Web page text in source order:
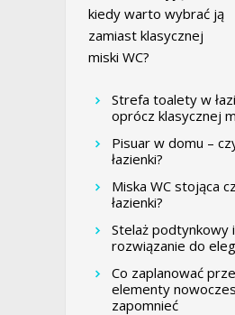
Strefa toalety w
oprócz klasycznej
Pisuar w domu –
łazienki?
Miska WC stojąca
łazienki?
Stelaż podtynkowy
rozwiązanie do
Co zaplanować
elementy
zapomnieć